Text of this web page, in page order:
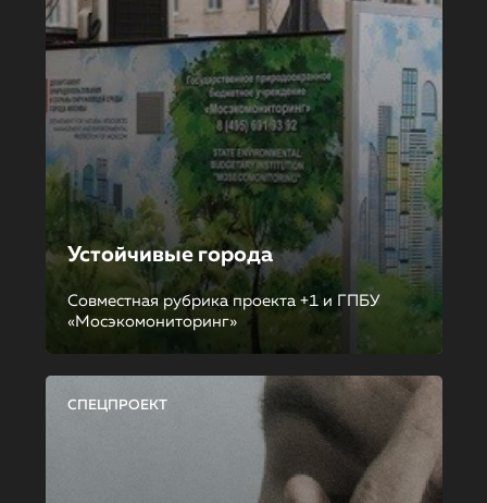
Устойчивые города
Совместная рубрика проекта +1 и ГПБУ
«Мосэкомониторинг»
СПЕЦПРОЕКТ